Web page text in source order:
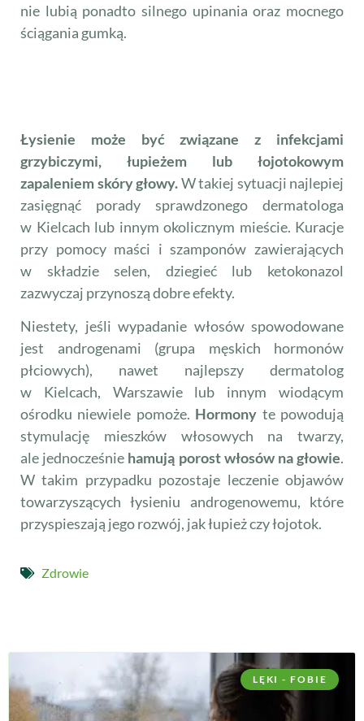
nie lubią ponadto silnego upinania oraz mocnego
ściągania gumką.
Łysienie może być związane z infekcjami
grzybiczymi, łupieżem lub łojotokowym
zapaleniem skóry głowy.W takiej sytuacji najlepiej
zasięgnąć porady sprawdzonego dermatologa
w Kielcach lub innym okolicznym mieście. Kuracje
przy pomocy maści i szamponów zawierających
w składzie selen, dziegieć lub ketokonazol
zazwyczaj przynoszą dobre efekty.
Niestety, jeśli wypadanie włosów spowodowane
jest androgenami (grupa męskich hormonów
płciowych), nawet najlepszy dermatolog
w Kielcach, Warszawie lub innym wiodącym
ośrodku niewiele pomoże. Hormony te powodują
stymulację mieszków włosowych na twarzy,
ale jednocześnie hamują porost włosów na głowie.
W takim przypadku pozostaje leczenie objawów
towarzyszących łysieniu androgenowemu, które
przyspieszają jego rozwój, jak łupież czy łojotok.
Zdrowie
LĘKI - FOBIE